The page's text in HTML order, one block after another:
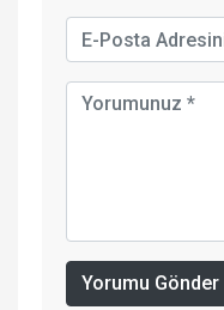
Yorumu Gönder